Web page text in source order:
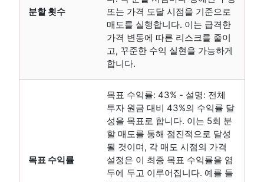
분할 횟수
또는 가격 도달 시점을 기준으로
매도를 실행합니다. 이는 급격한
가격 변동에 따른 리스크를 줄이
고, 꾸준한 수익 실현을 가능하게
합니다.
목표 수익률
목표 수익률: 43% - 설명: 전체
투자 원금 대비 43%의 수익률 달
성을 목표로 합니다. 이는 5회 분
할 매도를 통해 점진적으로 달성
될 것이며, 각 매도 시점의 가격
설정은 이 최종 목표 수익률을 염
두에 두고 이루어집니다. 예를 들